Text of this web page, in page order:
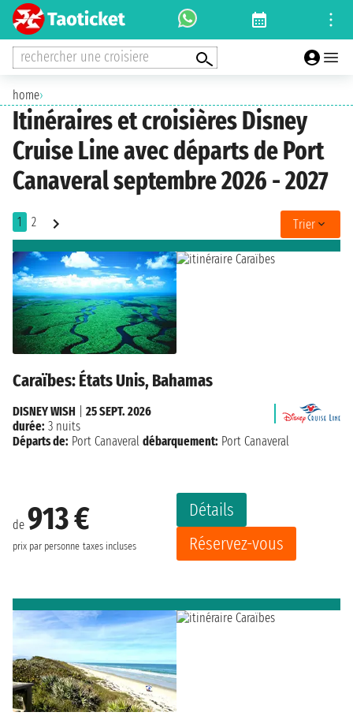
rechercher une croisiere
home›
Itinéraires et croisières Disney
Cruise Line avec départs de Port
Canaveral septembre 2026 - 2027
1 2 Trier
Caraïbes: États Unis, Bahamas
de 913 €
prix par personne taxes incluses
Détails
Réservez-vous
DISNEY WISH
25 SEPT. 2026
durée: 3 nuits
Départs de: Port Canaveral débarquement: Port Canaveral